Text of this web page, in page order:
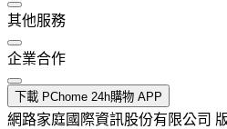
其他服務
企業合作
下載 PChome 24h購物 APP
網路家庭國際資訊股份有限公司